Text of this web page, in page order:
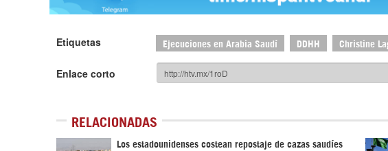
Etiquetas Ejecuciones en Arabia Saudí DDHH Christine
Enlace corto
RELACIONADAS
Los estadounidenses costean repostaje de cazas saudíes